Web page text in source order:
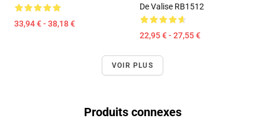
33,94 € - 38,18 €
De Valise RB1512
22,95 € - 27,55 €
VOIR PLUS
Produits connexes